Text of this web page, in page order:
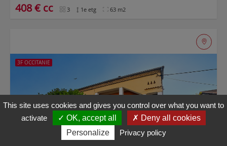
408 € cc 3 1e etg 63 m2
3F OCCITANIE
This site uses cookies and gives you control over what you want to
activate
✓ OK, accept all
✗ Deny all cookies
Personalize
Privacy policy